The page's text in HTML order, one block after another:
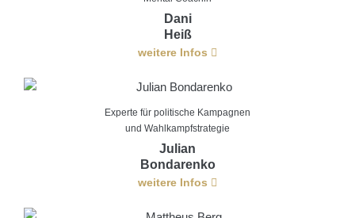
Dani
Heiß
weitere Infos
Experte für politische Kampagnen
und Wahlkampfstrategie
Julian
Bondarenko
weitere Infos